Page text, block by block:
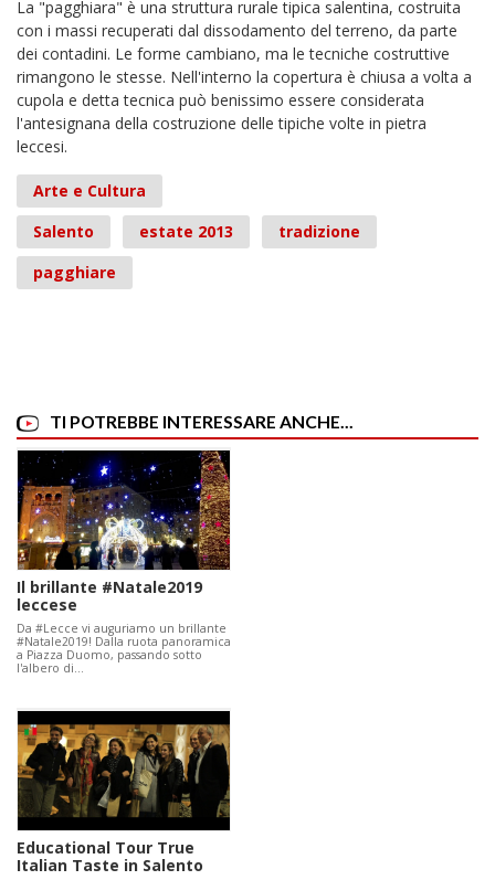
La "pagghiara" è una struttura rurale tipica salentina, costruita
con i massi recuperati dal dissodamento del terreno, da parte
dei contadini. Le forme cambiano, ma le tecniche costruttive
rimangono le stesse. Nell'interno la copertura è chiusa a volta a
cupola e detta tecnica può benissimo essere considerata
l'antesignana della costruzione delle tipiche volte in pietra
leccesi.
Arte e Cultura
Salento
estate 2013
tradizione
pagghiare
TI POTREBBE INTERESSARE ANCHE...
Il brillante #Natale2019
leccese
Da #Lecce vi auguriamo un brillante
#Natale2019! Dalla ruota panoramica
a Piazza Duomo, passando sotto
l'albero di…
Educational Tour True
Italian Taste in Salento